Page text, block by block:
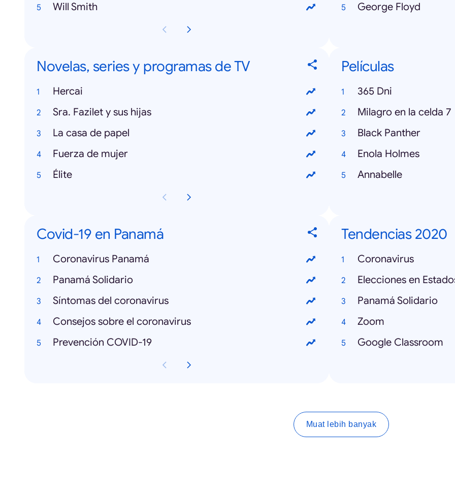
Will Smith
George Floyd
Novelas, series y programas de TV
Hercai
Sra. Fazilet y sus hijas
La casa de papel
Fuerza de mujer
Élite
Películas
365 Dni
Milagro en la celda 7
Black Panther
Enola Holmes
Annabelle
Covid-19 en Panamá
Coronavirus Panamá
Panamá Solidario
Síntomas del coronavirus
Consejos sobre el coronavirus
Prevención COVID-19
Tendencias 2020
Coronavirus
Elecciones en
Panamá Solidario
Zoom
Google Classroom
Muat lebih banyak